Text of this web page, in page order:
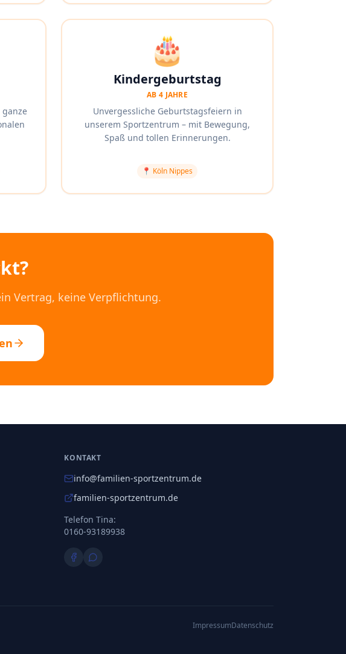
ganze
🎂
Kindergeburtstag
AB 4 JAHRE
Unvergessliche Geburtstagsfeiern in
unserem Sportzentrum – mit Bewegung,
Spaß und tollen Erinnerungen.
📍 Köln Nippes
Vertrag, keine Verpflichtung.
KONTAKT
info@familien-sportzentrum.de
familien-sportzentrum.de
Telefon Tina:
0160-93189938
ImpressumDatenschutz